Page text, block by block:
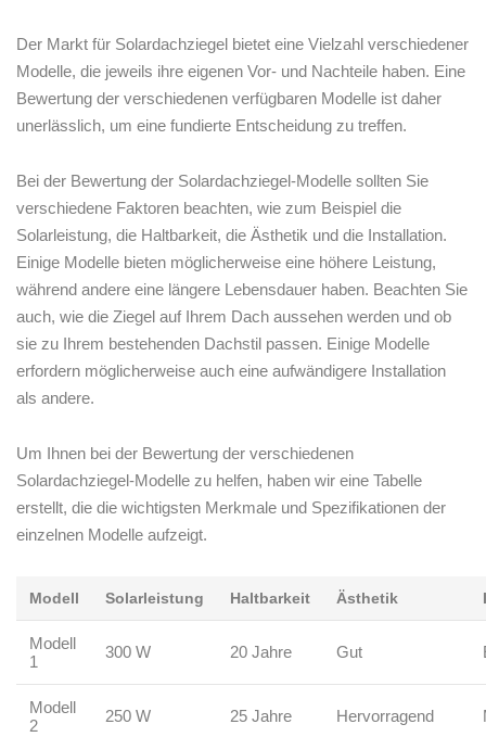
Der Markt für Solardachziegel bietet ⁢eine Vielzahl verschiedener
Modelle, die jeweils ⁢ihre eigenen Vor- und⁢ Nachteile haben. Eine
Bewertung der verschiedenen verfügbaren Modelle ist daher
unerlässlich, um⁣ eine fundierte Entscheidung zu treffen.
Bei der ⁢Bewertung der Solardachziegel-Modelle sollten ‌Sie
verschiedene⁤ Faktoren beachten, wie ⁣zum ‌Beispiel die
Solarleistung, die ⁣Haltbarkeit, die Ästhetik und die Installation.
Einige Modelle bieten möglicherweise eine höhere ⁢Leistung,
während andere eine längere Lebensdauer ​haben. Beachten Sie
auch, wie die Ziegel auf Ihrem Dach aussehen werden und⁢ ob
sie zu Ihrem bestehenden Dachstil passen. Einige Modelle
erfordern möglicherweise auch eine aufwändigere Installation
als andere.
Um Ihnen bei der Bewertung der verschiedenen
Solardachziegel-Modelle zu helfen, haben ​wir eine Tabelle
erstellt, die die wichtigsten Merkmale und Spezifikationen der
⁣einzelnen Modelle aufzeigt.
Modell Solarleistung Haltbarkeit Ästhetik
Modell
‍1
300 W 20 Jahre Gut
Modell
2
250⁤ W 25 Jahre Hervorragend